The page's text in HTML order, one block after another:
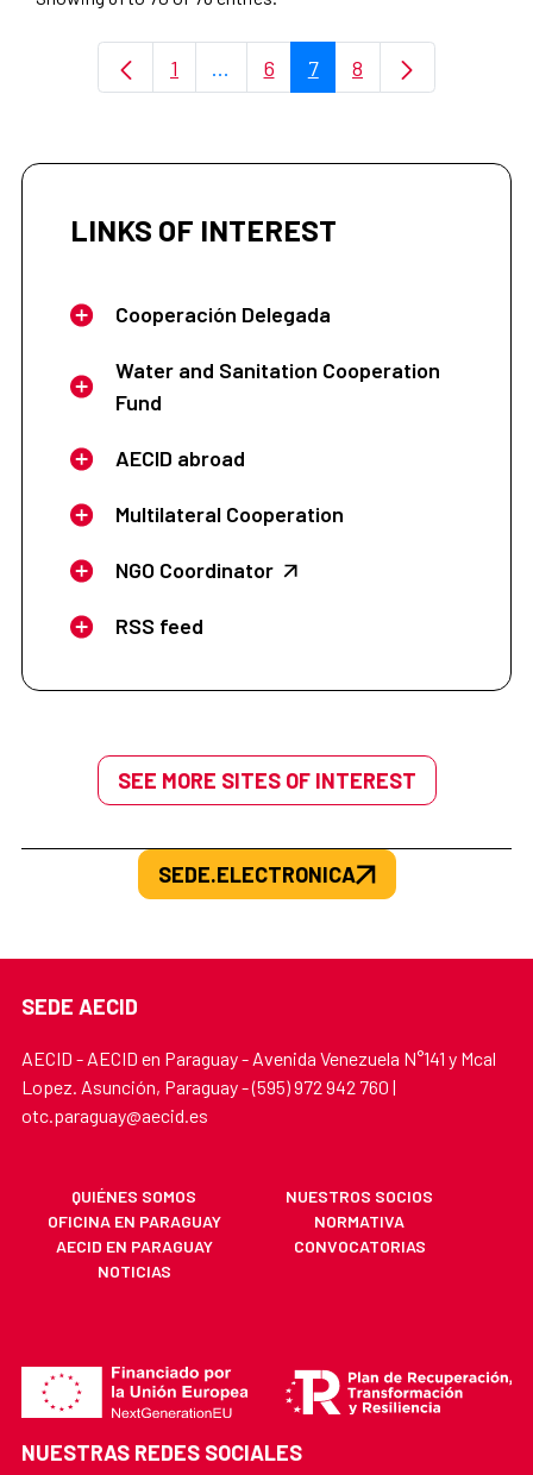
Page
1 ...Intermediate Pages Use TAB to
Page
6 Page
7 Page
8
LINKS OF INTEREST
Cooperación Delegada
Water and Sanitation Cooperation
Fund
AECID abroad
Multilateral Cooperation
NGO Coordinator
RSS feed
SEE MORE SITES OF INTEREST
SEDE.ELECTRONICA
SEDE AECID
AECID - AECID en Paraguay - Avenida Venezuela N°141 y Mcal
Lopez. Asunción, Paraguay - (595) 972 942 760 |
otc.paraguay@aecid.es
QUIÉNES SOMOS
NUESTROS SOCIOS
OFICINA EN PARAGUAY
NORMATIVA
AECID EN PARAGUAY
CONVOCATORIAS
NOTICIAS
NUESTRAS REDES SOCIALES